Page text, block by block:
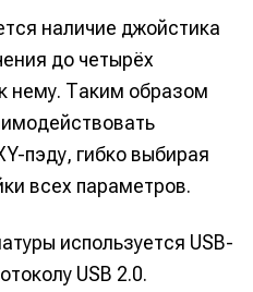
наличие джойстика
до четырёх
нему. Таким образом
пэду, гибко выбирая
всех параметров.
используется USB-
USB 2.0.